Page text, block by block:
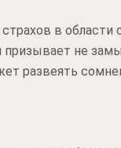
в
призывает не
развеять